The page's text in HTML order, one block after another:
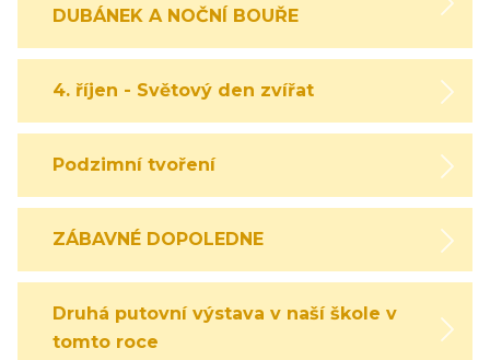
DUBÁNEK A NOČNÍ BOUŘE
4. říjen - Světový den zvířat
Podzimní tvoření
ZÁBAVNÉ DOPOLEDNE
Druhá putovní výstava v naší škole v
tomto roce